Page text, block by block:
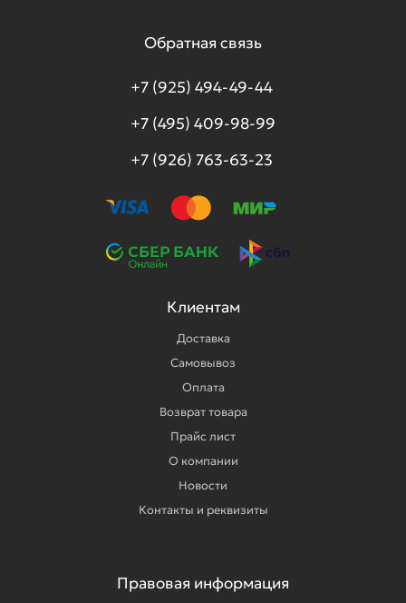
Обратная связь
+7 (925) 494-49-44
+7 (495) 409-98-99
+7 (926) 763-63-23
Клиентам
Доставка
Самовывоз
Оплата
Возврат товара
Прайс лист
О компании
Новости
Контакты и реквизиты
Правовая информация